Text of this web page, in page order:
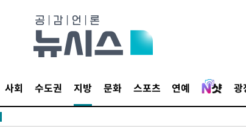
사회 수도권 지방 문화 스포츠 연예 광